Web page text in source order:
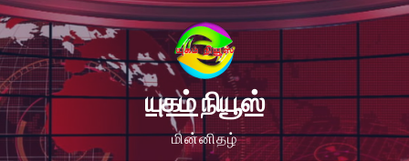
யுகம் நியூஸ்
மின்னிதழ்